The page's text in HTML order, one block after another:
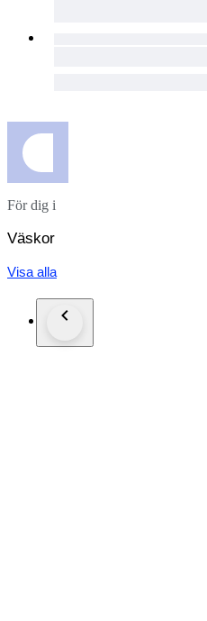
För dig i
Väskor
Visa alla